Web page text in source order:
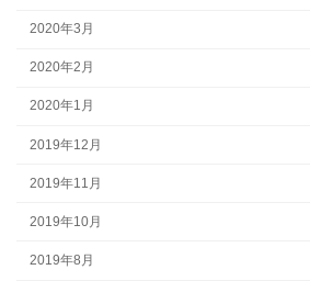
2020年3月
2020年2月
2020年1月
2019年12月
2019年11月
2019年10月
2019年8月